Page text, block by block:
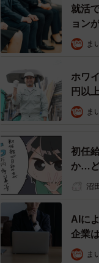
「オフィス系の仕事
った際に、現場系の
「休日や勤務時間な
（29.0％）、「キャ
仕事を選んでもよい
これに、「元々現場
生全体の81.6％が「
就活
ョン
ま
ホワ
円以
ま
初任
か…
沼
AIに
企業
ま